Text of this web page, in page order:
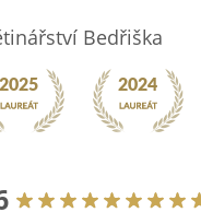
Bedřiška